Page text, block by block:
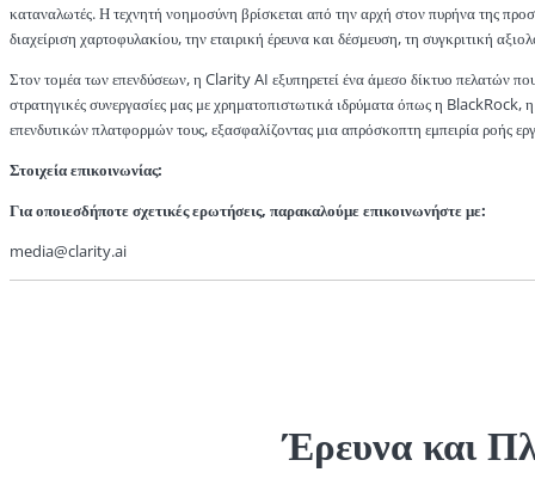
καταναλωτές. Η τεχνητή νοημοσύνη βρίσκεται από την αρχή στον πυρήνα της
διαχείριση χαρτοφυλακίου, την εταιρική έρευνα και δέσμευση, τη συγκριτική
Στον τομέα των επενδύσεων, η Clarity AI εξυπηρετεί ένα άμεσο δίκτυο πελατών
στρατηγικές συνεργασίες μας με χρηματοπιστωτικά ιδρύματα όπως η
επενδυτικών πλατφορμών τους, εξασφαλίζοντας μια απρόσκοπτη εμπειρία ροής
Στοιχεία επικοινωνίας:
Για οποιεσδήποτε σχετικές ερωτήσεις, παρακαλούμε επικοινωνήστε με:
media@clarity.ai
Έρευνα και